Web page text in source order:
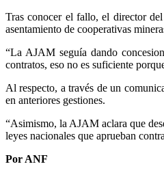
Tras conocer el fallo, el director
asentamiento de cooperativas
“La AJAM seguía dando
contratos, eso no es suficiente
Al respecto, a través de un
en anteriores gestiones.
“Asimismo, la AJAM aclara que
leyes nacionales que aprueban
Por ANF